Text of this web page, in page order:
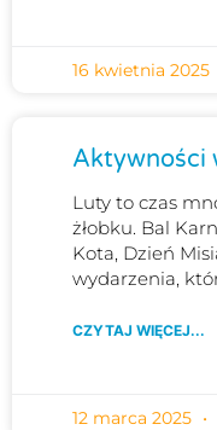
16 kwietnia 2025
Aktywności
Luty to czas
żłobku. Bal
Kota, Dzień
wydarzenia,
CZYTAJ WIĘCEJ...
12 marca 2025